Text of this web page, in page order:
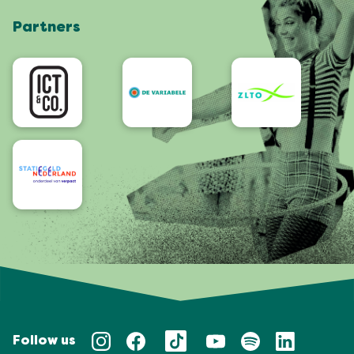
App
Accessibility
Partners
Follow us